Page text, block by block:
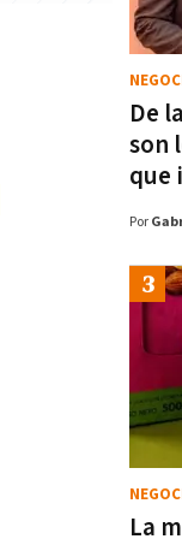
De
son
que
Por
La